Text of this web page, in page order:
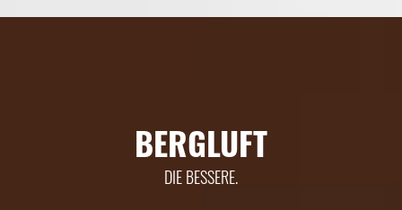
BERGLUFT
DIE BESSERE.